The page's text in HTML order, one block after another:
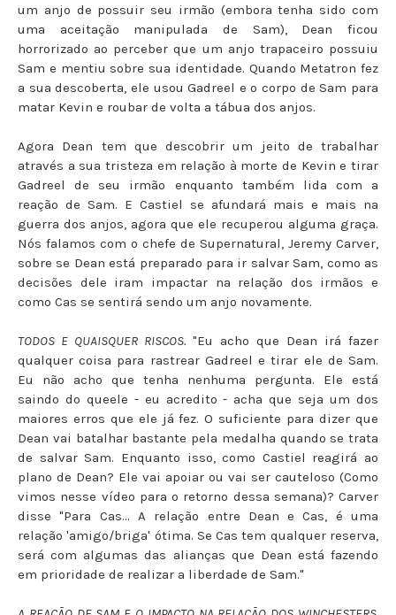
um anjo de possuir seu irmão (embora tenha sido com
uma aceitação manipulada de Sam), Dean ficou
horrorizado ao perceber que um anjo trapaceiro possuiu
Sam e mentiu sobre sua identidade. Quando Metatron fez
a sua descoberta, ele usou Gadreel e o corpo de Sam para
matar Kevin e roubar de volta a tábua dos anjos.
Agora Dean tem que descobrir um jeito de trabalhar
através a sua tristeza em relação à morte de Kevin e tirar
Gadreel de seu irmão enquanto também lida com a
reação de Sam. E Castiel se afundará mais e mais na
guerra dos anjos, agora que ele recuperou alguma graça.
Nós falamos com o chefe de Supernatural, Jeremy Carver,
sobre se Dean está preparado para ir salvar Sam, como as
decisões dele iram impactar na relação dos irmãos e
como Cas se sentirá sendo um anjo novamente.
TODOS E QUAISQUER RISCOS. "Eu acho que Dean irá fazer
qualquer coisa para rastrear Gadreel e tirar ele de Sam.
Eu não acho que tenha nenhuma pergunta. Ele está
saindo do queele - eu acredito - acha que seja um dos
maiores erros que ele já fez. O suficiente para dizer que
Dean vai batalhar bastante pela medalha quando se trata
de salvar Sam. Enquanto isso, como Castiel reagirá ao
plano de Dean? Ele vai apoiar ou vai ser cauteloso (Como
vimos nesse vídeo para o retorno dessa semana)? Carver
disse "Para Cas... A relação entre Dean e Cas, é uma
relação 'amigo/briga' ótima. Se Cas tem qualquer reserva,
será com algumas das alianças que Dean está fazendo
em prioridade de realizar a liberdade de Sam."